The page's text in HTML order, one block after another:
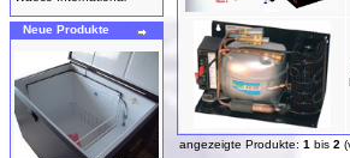
Neue Produkte
angezeigte Produkte: 1 bis 2